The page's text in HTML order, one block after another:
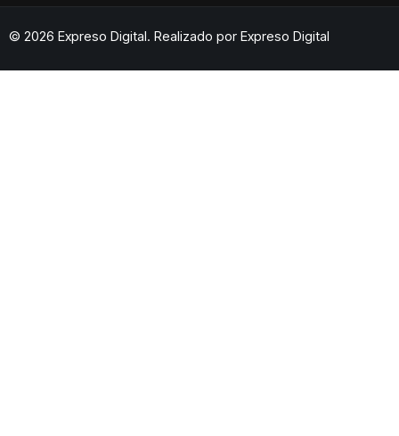
© 2026 Expreso Digital. Realizado por Expreso Digital